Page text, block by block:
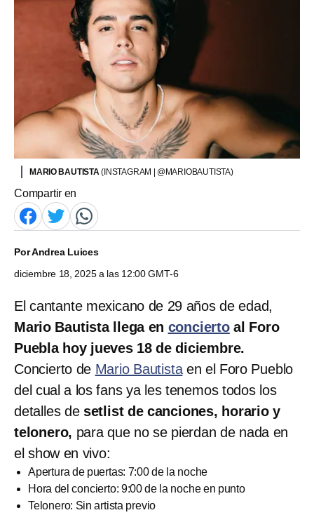
MARIO BAUTISTA(INSTAGRAM | @MARIOBAUTISTA)
Compartir en
PorAndrea Luices
diciembre 18, 2025 a las 12:00 GMT-6
El cantante mexicano de 29 años de edad,
Mario Bautista llega en conciertoal Foro
Puebla hoy jueves 18 de diciembre.
Concierto de Mario Bautistaen el Foro Pueblo
del cual a los fans ya les tenemos todos los
detalles de setlist de canciones, horario y
telonero, para que no se pierdan de nada en
el show en vivo:
Apertura de puertas: 7:00 de la noche
Hora del concierto: 9:00 de la noche en punto
Telonero: Sin artista previo